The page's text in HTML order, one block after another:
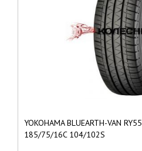
YOKOHAMA BLUEARTH-VAN RY55
185/75/16C 104/102S